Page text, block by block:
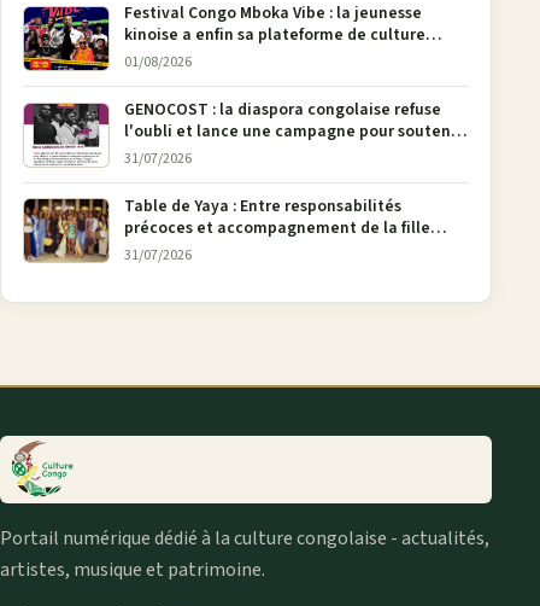
Festival Congo Mboka Vibe : la jeunesse
kinoise a enfin sa plateforme de culture
urbaine
01/08/2026
GENOCOST : la diaspora congolaise refuse
l'oubli et lance une campagne pour soutenir
la pétition FONAREV depuis Bruxelles
31/07/2026
Table de Yaya : Entre responsabilités
précoces et accompagnement de la fille
aînée, la diaspora en débat
31/07/2026
Portail numérique dédié à la culture congolaise - actualités,
artistes, musique et patrimoine.